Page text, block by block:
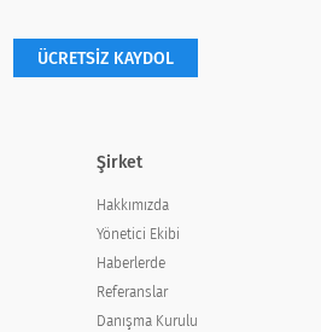
ÜCRETSİZ KAYDOL
Şirket
Hakkımızda
Yönetici Ekibi
Haberlerde
Referanslar
Danışma Kurulu